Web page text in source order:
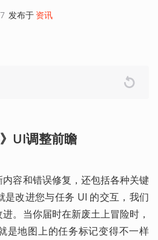
发布于 资讯
UI调整前瞻
内容和错误修复，还包括各种关键
是改进您与任务 UI 的交互，我们
。当你届时在新废土上冒险时，
是地图上的任务标记变得不一样